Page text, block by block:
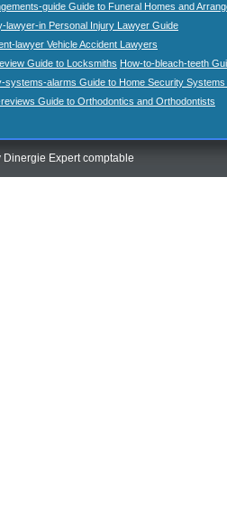
guide Guide to Funeral Homes and
lawyer-in Personal Injury Lawyer Guide
lawyer Vehicle Accident Lawyers
Guide to Locksmiths How-to-bleach-teeth
systems-alarms Guide to Home Security Systems
Guide to Orthodontics and Orthodontists
Dinergie Expert comptable